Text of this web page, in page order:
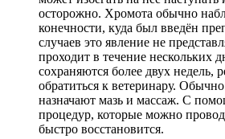
осторожно. Хромота обычно
конечности, куда был введён
случаев это явление не
проходит в течение нескольких
сохраняются более двух недель,
обратиться к ветеринару.
назначают мазь и массаж. С
процедур, которые можно
быстро восстановится.